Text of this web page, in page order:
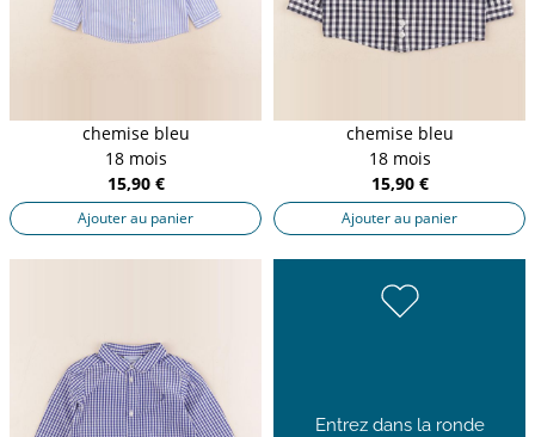
chemise bleu
18 mois
15,90 €
Ajouter au panier
chemise bleu
18 mois
15,90 €
Ajouter au panier
Entrez dans la ronde